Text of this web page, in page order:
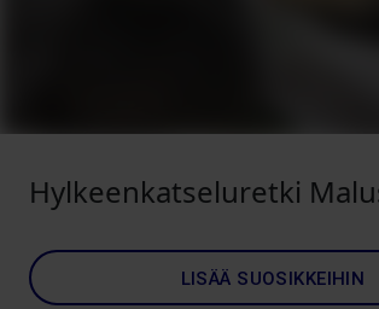
Hylkeenkatseluretki
LISÄÄ SUOSIKKEIHIN